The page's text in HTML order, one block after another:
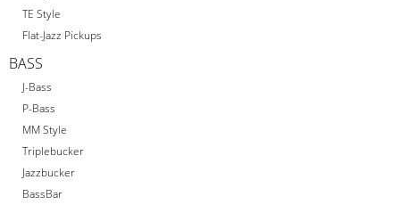
TE Style
Flat-Jazz Pickups
BASS
J-Bass
P-Bass
MM Style
Triplebucker
Jazzbucker
BassBar